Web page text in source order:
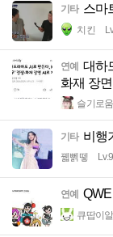
기타 스마
치킨
연예 대하
화재 장
슬기로움
기타 비행
꿻뻵뗗
연예
큐땁이알